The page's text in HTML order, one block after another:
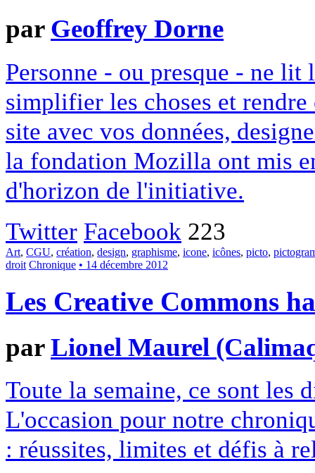
par Geoffrey Dorne
Personne - ou presque - ne
simplifier les choses et
site avec vos données,
la fondation Mozilla ont mis
d'horizon de l'initiative.
Twitter Facebook 223
Art, CGU, création, design, graphisme, icone, icônes, picto,
droit Chronique • 14 décembre 2012
Les Creative Commons
parLionel Maurel
Toute la semaine, ce sont les
L'occasion pour notre
: réussites, limites et défis à